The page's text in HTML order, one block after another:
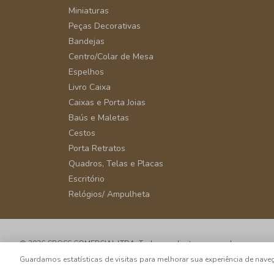
Miniaturas
Peças Decorativas
Bandejas
Centro/Colar de Mesa
Espelhos
Livro Caixa
Caixas e Porta Joias
Baús e Maletas
Cestos
Porta Retratos
Quadros, Telas e Placas
Escritório
Relógios/ Ampulheta
© 2026 CROSS COMERCIAL LTDA. Todos os direitos reservados.
Guardamos estatísticas de visitas para melhorar sua experiência de